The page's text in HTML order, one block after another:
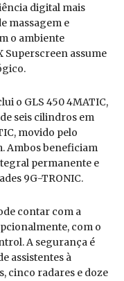
digital mais
massagem e
o ambiente
Superscreen assume
o GLS 450 4MATIC,
seis cilindros em
movido pelo
Ambos beneficiam
permanente e
9G-TRONIC.
contar com a
com o
A segurança é
assistentes à
cinco radares e doze